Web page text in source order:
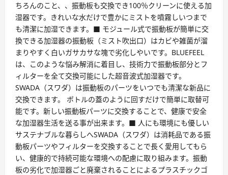
ちろんのこと、、振動板も交換でき100％クリーンに使える加
湿器です。きれいな水だけで豊かにミストを噴霧しいつまで
も清潔に加湿できます。■ モジュール式で振動板が簡単に交
換できる加湿器の振動板（ミスト吹出口）はカビや雑菌が溜
まりやすく白いガサカサな塊で劣化しやいです。BLUEFEEL
は、このような悩み解消に着目し、技術力で振動板部分とフ
ィルターを全て交換可能にした超音波式加湿器です。
SWADA（スワダ）は振動板のパーツをいつでも清潔な新品に
交換できます。 ボトルの蓋のように回すだけで簡単に取替可
能です。新しい振動板パーツに交換することで、健康で安全
な加湿器生活を送る事が出来ます。■ 人にも環境にも優しい
サステナブルな暮らしへSWADA（スワダ）は消耗品である振
動板パーツやフィルターを交換することで長く愛用してもら
い、健康的で持続可能な環境への配慮に取り組みます。振動
板の劣化で加湿器ごと廃棄されることによるプラスチックゴ